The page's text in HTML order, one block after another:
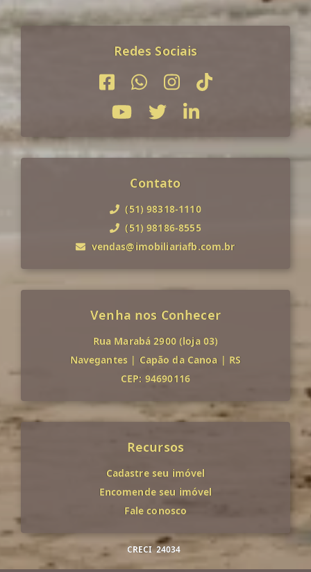
Redes Sociais
Contato
(51) 98318-1110
(51) 98186-8555
vendas@imobiliariafb.com.br
Venha nos Conhecer
Rua Marabá 2900 (loja 03)
Navegantes | Capão da Canoa | RS
CEP: 94690116
Recursos
Cadastre seu imóvel
Encomende seu imóvel
Fale conosco
CRECI 24034